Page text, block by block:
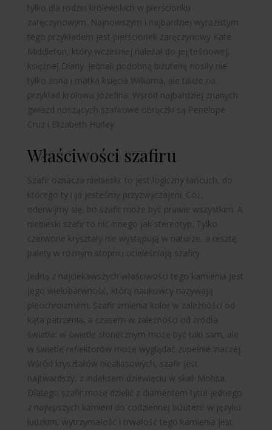
tylko dla rodzin królewskich w pierścionku
zaręczynowym. Najnowszym i najbardziej wyrazistym
tego przykładem jest pierścionek zaręczynowy Kate
Middleton, który wcześniej należał do jej teściowej,
księżnej Diany. Jednak podobną biżuterię nosiły nie
tylko żona i matka księcia Williama, ale także na
przykład królowa Józefina. Wśród najbardziej znanych
gwiazd noszących szafirowe obrączki są Penelope
Cruz i Elizabeth Hurley.
Właściwości szafiru
Szafir oznacza niebieski: to jest logiczny łańcuch, do
którego ty i ja jesteśmy przyzwyczajeni. Cóż,
oderwijmy się, bo szafir może być prawie wszystkim. A
niebieski szafir to nic innego jak stereotyp. Tylko
czerwone kryształy nie występują w naturze, a resztę
palety w różnym stopniu ucieleśniają szafiry.
Jedną z najciekawszych właściwości tego kamienia jest
jego wielobarwność, którą naukowcy nazywają
pleochroizmem. Szafir zmienia kolor w zależności od
kąta patrzenia, a czasem w zależności od źródła
światła: w świetle słonecznym może być taki sam, ale
w świetle reflektorów może wyglądać zupełnie inaczej.
Wśród kryształów niealiasowych, szafir jest
najtwardszy, z indeksem dziewięciu w skali Mohsa.
Dlatego szafir może dzielić z diamentem tytuł jednego
z najlepszych kamieni do codziennej biżuterii: w języku
ludzkim, wytrzymałość i trwałość tego kamienia jest